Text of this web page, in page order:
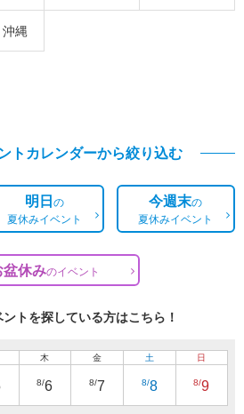
縄
トカレンダーから絞り込む
明日の
夏休みイベント
今週末の
夏休みイベント
盆休みのイベント
トを探している方はこちら！
木
8/6
金
8/7
土
8/8
日
8/9